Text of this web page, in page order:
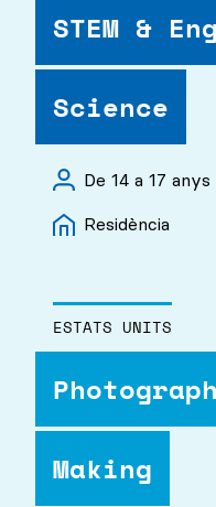
STEM &
Science
De 14 a 17 anys
Residència
ESTATS UNITS
Making